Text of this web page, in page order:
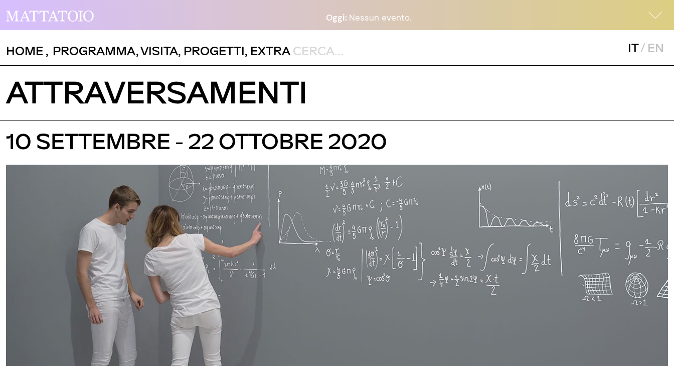
Oggi: Nessun evento.
HOME , PROGRAMMA,VISITA, PROGETTI, EXTRA IT/ EN
ATTRAVERSAMENTI
10 SETTEMBRE - 22 OTTOBRE 2020